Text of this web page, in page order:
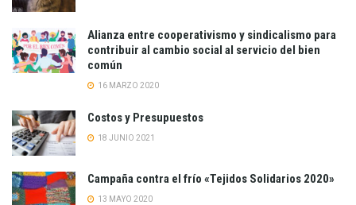
Alianza entre cooperativismo y sindicalismo para
contribuir al cambio social al servicio del bien
común
16 MARZO 2020
Costos y Presupuestos
18 JUNIO 2021
Campaña contra el frío «Tejidos Solidarios 2020»
13 MAYO 2020